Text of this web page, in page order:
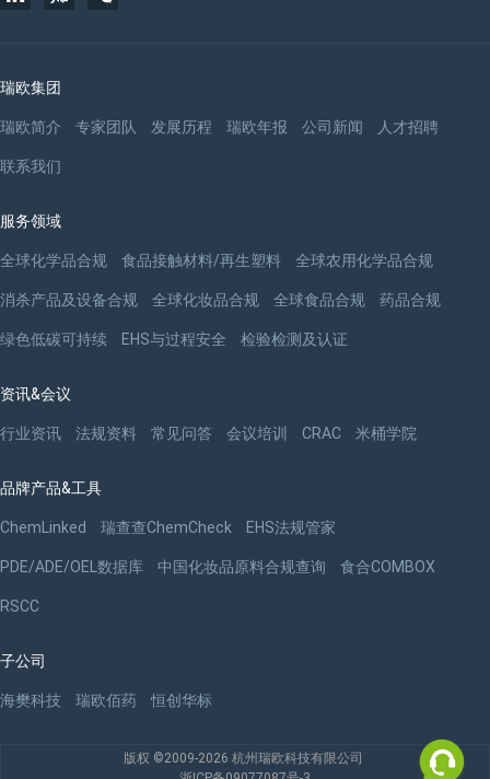
瑞欧集团
瑞欧简介 专家团队 发展历程 瑞欧年报 公司新闻 人才招聘
联系我们
服务领域
全球化学品合规 食品接触材料/再生塑料 全球农用化学品合规
消杀产品及设备合规 全球化妆品合规 全球食品合规 药品合规
绿色低碳可持续 EHS与过程安全 检验检测及认证
资讯&会议
行业资讯 法规资料 常见问答 会议培训 CRAC 米桶学院
品牌产品&工具
ChemLinked 瑞查查ChemCheck EHS法规管家
PDE/ADE/OEL数据库 中国化妆品原料合规查询 食合COMBOX
RSCC
子公司
海樊科技 瑞欧佰药 恒创华标
版权 ©2009-2026 杭州瑞欧科技有限公司